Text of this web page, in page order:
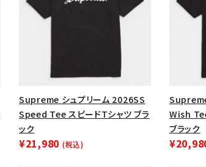
円 ～ 円
2026SS 2025AW
在庫のない商品を表示する
Supreme シュプリーム 2026SS
Speed Tee スピードTシャツ ブラ
ック
¥21,980 (税込)
Wish
ブラック